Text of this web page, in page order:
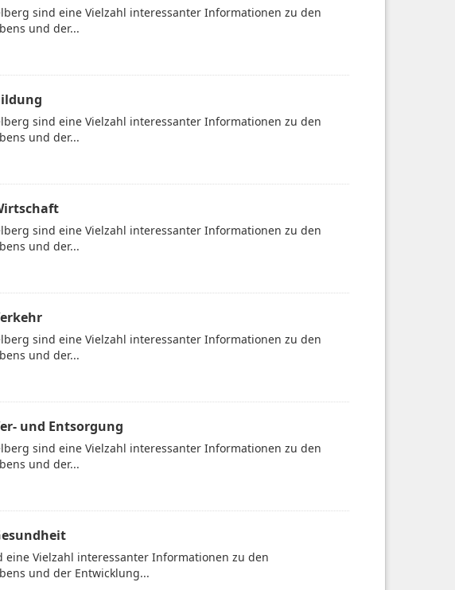
sind eine Vielzahl interessanter Informationen zu den
und der...
sind eine Vielzahl interessanter Informationen zu den
und der...
sind eine Vielzahl interessanter Informationen zu den
und der...
sind eine Vielzahl interessanter Informationen zu den
und der...
und Entsorgung
sind eine Vielzahl interessanter Informationen zu den
und der...
Vielzahl interessanter Informationen zu den
und der Entwicklung...